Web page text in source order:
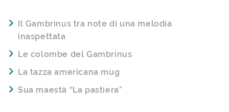
Il Gambrinus tra note di una melodia
inaspettata
Le colombe del Gambrinus
La tazza americana mug
Sua maestà “La pastiera”